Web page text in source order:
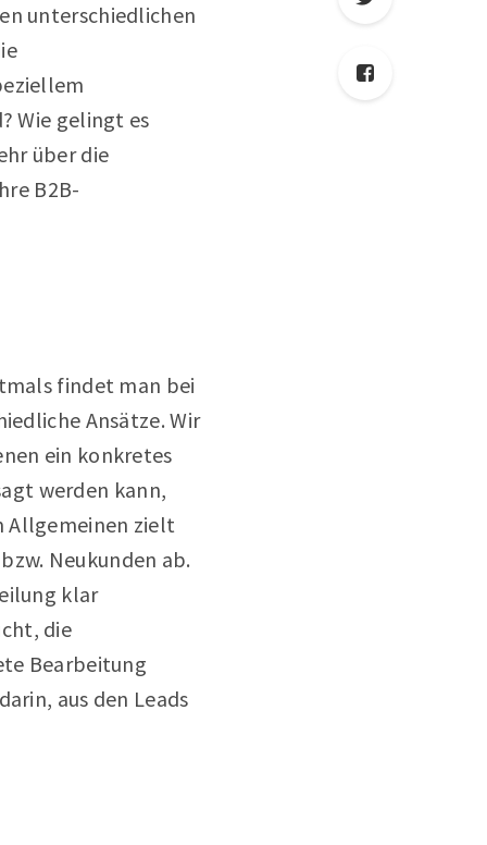
unterschiedlichen
Wie gelingt es
über die
B2B-
findet man bei
Ansätze. Wir
ein konkretes
werden kann,
Allgemeinen zielt
Neukunden ab.
klar
die
Bearbeitung
aus den Leads